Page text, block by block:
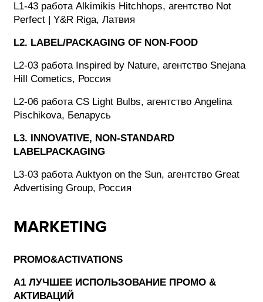
L1-43 работа Alkimikis Hitchhops, агентство Not
Perfect | Y&R Riga, Латвия
L2. LABEL/PACKAGING OF NON-FOOD
L2-03 работа Inspired by Nature, агентство Snejana
Hill Cometics, Россия
L2-06 работа CS Light Bulbs, агентство Angelina
Pischikova, Беларусь
L3. INNOVATIVE, NON-STANDARD
LABELPACKAGING
L3-03 работа Auktyon on the Sun, агентство Great
Advertising Group, Россия
MARKETING
PROMO&ACTIVATIONS
A1 ЛУЧШЕЕ ИСПОЛЬЗОВАНИЕ ПРОМО &
АКТИВАЦИЙ